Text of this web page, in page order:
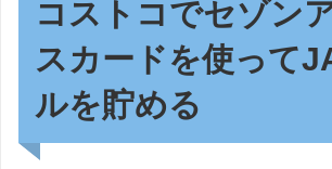
コストコでセゾン
スカードを使って
ルを貯める